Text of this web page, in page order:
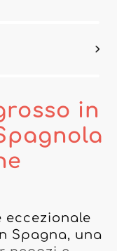
in
eccezionale
Spagna, una